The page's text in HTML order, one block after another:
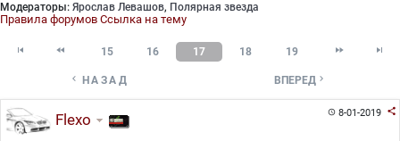
Модераторы: Ярослав Левашов, Полярная звезда
Правила форумов Ссылка на тему
  15 16 17 18 19  
 НАЗАД ВПЕРЕД 
8-01-2019 
Flexo